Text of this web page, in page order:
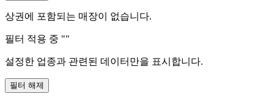
상권에 포함되는 매장이 없습니다.
필터 적용 중 ""
설정한 업종과 관련된 데이터만을 표시합니다.
필터 해제